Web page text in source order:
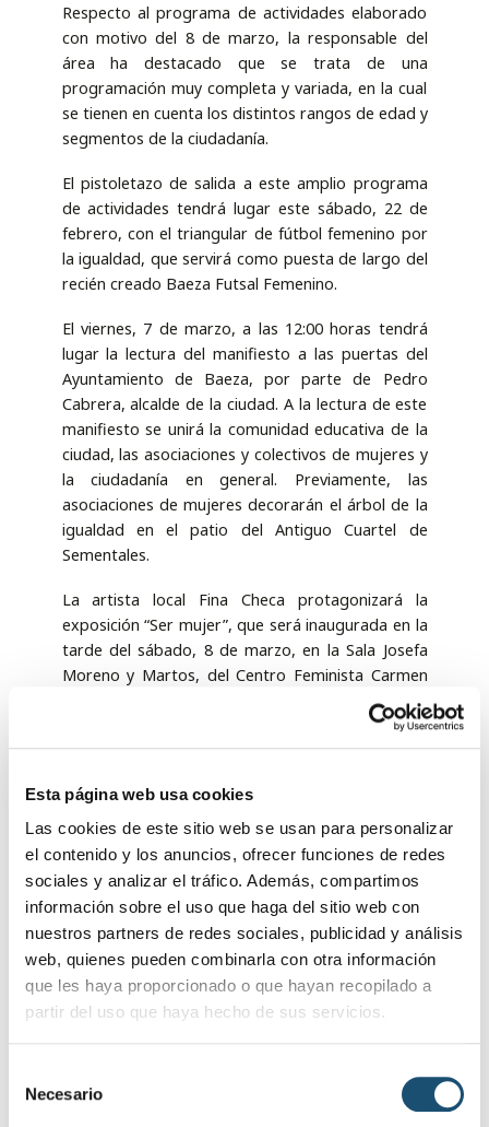
Esta página web usa cookies
Las cookies de este sitio web se usan para personalizar
el contenido y los anuncios, ofrecer funciones de redes
sociales y analizar el tráfico. Además, compartimos
información sobre el uso que haga del sitio web con
nuestros partners de redes sociales, publicidad y análisis
web, quienes pueden combinarla con otra información
que les haya proporcionado o que hayan recopilado a
partir del uso que haya hecho de sus servicios.
Necesario
Respecto al programa de actividades elaborado
con motivo del 8 de marzo, la responsable del
área ha destacado que se trata de una
programación muy completa y variada, en la cual
se tienen en cuenta los distintos rangos de edad y
segmentos de la ciudadanía.
El pistoletazo de salida a este amplio programa
de actividades tendrá lugar este sábado, 22 de
febrero, con el triangular de fútbol femenino por
la igualdad, que servirá como puesta de largo del
recién creado Baeza Futsal Femenino.
El viernes, 7 de marzo, a las 12:00 horas tendrá
lugar la lectura del manifiesto a las puertas del
Ayuntamiento de Baeza, por parte de Pedro
Cabrera, alcalde de la ciudad. A la lectura de este
manifiesto se unirá la comunidad educativa de la
ciudad, las asociaciones y colectivos de mujeres y
la ciudadanía en general. Previamente, las
asociaciones de mujeres decorarán el árbol de la
igualdad en el patio del Antiguo Cuartel de
Sementales.
La artista local Fina Checa protagonizará la
exposición “Ser mujer”, que será inaugurada en la
tarde del sábado, 8 de marzo, en la Sala Josefa
Moreno y Martos, del Centro Feminista Carmen
de Burgos. En este acto de inauguración se
fundirán pintura, música y poesía con la mujer
como protagonista.
Uno de los momentos centrales de dicha
programación tendrá lugar en la mañana del
sábado, 22 de marzo, con la dedicación de los
“Paseíllos del Vivero” a Josefina Garrido Robles,
primera mujer concejala de la historia de Baeza.
También habrá un homenaje y reconocimiento a
las mujeres baezanas que fueron pioneras en su
época, a través de la I Exposición de Mujeres
Baezanas, que se instalará en la céntrica calle San
valientes que hicieron historia en un momento